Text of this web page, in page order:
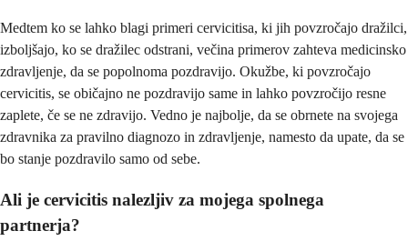
Medtem ko se lahko blagi primeri cervicitisa, ki jih povzročajo dražilci,
izboljšajo, ko se dražilec odstrani, večina primerov zahteva medicinsko
zdravljenje, da se popolnoma pozdravijo. Okužbe, ki povzročajo
cervicitis, se običajno ne pozdravijo same in lahko povzročijo resne
zaplete, če se ne zdravijo. Vedno je najbolje, da se obrnete na svojega
zdravnika za pravilno diagnozo in zdravljenje, namesto da upate, da se
bo stanje pozdravilo samo od sebe.
Ali je cervicitis nalezljiv za mojega spolnega
partnerja?